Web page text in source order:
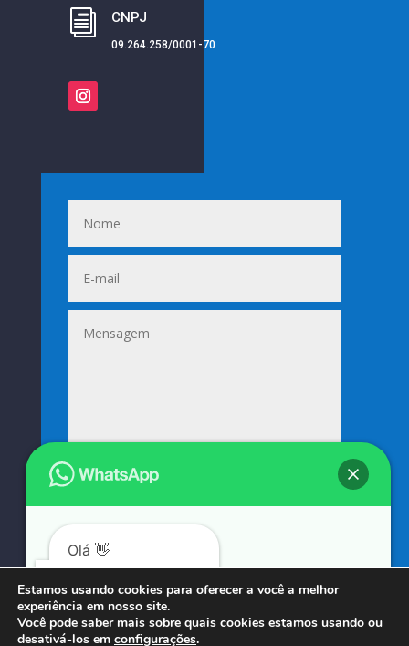
i CNPJ
09.264.258/0001-70
© COPYRIGHT 2023 → SUNIFORMES GOUVEIA → POR: CONEKI - SOLUÇÕES DIGITAIS |
CRIAÇÃO DE SITES
Estamos usando cookies para oferecer a você a melhor
experiência em nosso site.
Você pode saber mais sobre quais cookies estamos usando ou
desativá-los em configurações.
Olá 👋
Podemos ajudá-lo?